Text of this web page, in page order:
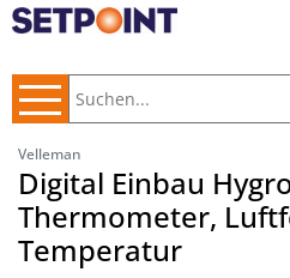
Velleman
Digital Einbau
Thermometer,
Temperatur